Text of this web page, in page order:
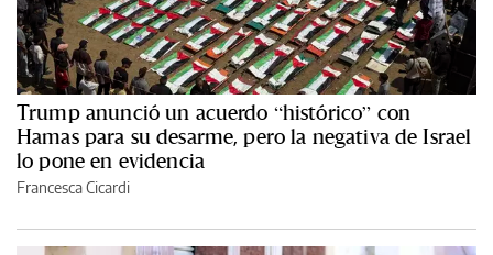
Trump anunció un acuerdo “histórico” con
Hamas para su desarme, pero la negativa de Israel
lo pone en evidencia
Francesca Cicardi